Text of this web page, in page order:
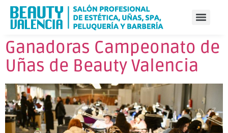
Ganadoras Campeonato de
Uñas de Beauty Valencia